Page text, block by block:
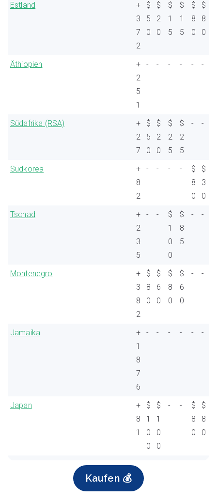
Estland
+
3
7
2
$
5
0
$
2
0
$
1
5
$
1
5
$
8
0
$
8
0
Äthiopien
+
2
5
1
- - - - - -
Südafrika (RSA)
+
2
7
$
5
0
$
2
0
$
2
5
$
2
5
- -
Südkorea
+
8
2
- - - -
$
8
0
$
3
0
Tschad
+
2
3
5
- -
$
1
0
0
$
8
5
- -
Montenegro
+
3
8
2
$
8
0
$
6
0
$
8
0
$
6
0
- -
Jamaika
+
1
8
7
6
- - - - - -
Japan
+
8
1
$
1
0
0
$
1
0
0
- -
$
8
0
$
8
0
Kaufen 💰